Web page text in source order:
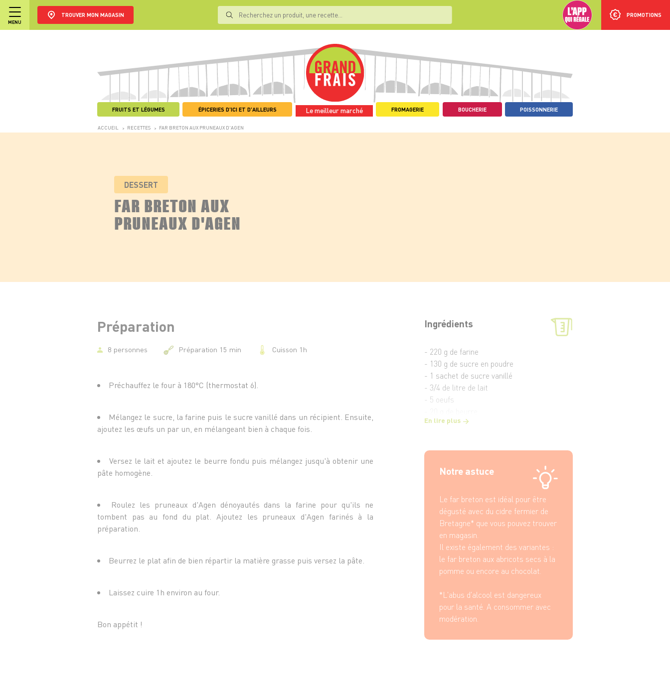
MENU
TROUVER MON MAGASIN PROMOTIONS
FRUITS ET LÉGUMES ÉPICERIES D'ICI ET D'AILLEURS Le meilleur marché FROMAGERIE BOUCHERIE POISSONNERIE
ACCUEIL > RECETTES > FAR BRETON AUX PRUNEAUX D'AGEN
DESSERT
FAR BRETON AUX
PRUNEAUX D'AGEN
Ingrédients
- 220 g de farine
- 130 g de sucre en poudre
- 1 sachet de sucre vanillé
- 3/4 de litre de lait
- 5 oeufs
- 500 g de pruneaux d'Agen
En lire plus
Notre astuce
Le far breton est idéal pour être
dégusté avec du cidre fermier de
Bretagne* que vous pouvez trouver
en magasin.
Il existe également des variantes :
le far breton aux abricots secs à la
pomme ou encore au chocolat.
*L'abus d'alcool est dangereux
pour la santé. A consommer avec
modération.
Préparation
8 personnes Préparation 15 min Cuisson 1h
Préchauffez le four à 180°C (thermostat 6).
Mélangez le sucre, la farine puis le sucre vanillé dans un récipient. Ensuite,
ajoutez les œufs un par un, en mélangeant bien à chaque fois.
Versez le lait et ajoutez le beurre fondu puis mélangez jusqu'à obtenir une
pâte homogène.
Roulez les pruneaux d'Agen dénoyautés dans la farine pour qu'ils ne
tombent pas au fond du plat. Ajoutez les pruneaux d'Agen farinés à la
préparation.
Beurrez le plat afin de bien répartir la matière grasse puis versez la pâte.
Laissez cuire 1h environ au four.
Bon appétit !